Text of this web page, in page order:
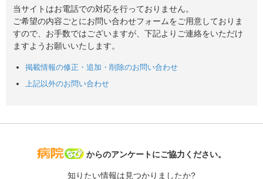
当サイトはお電話での対応を行っておりません。
ご希望の内容ごとにお問い合わせフォームをご用意しておりま
すので、お手数ではございますが、下記よりご連絡をいただけ
ますようお願いいたします。
掲載情報の修正・追加・削除のお問い合わせ
上記以外のお問い合わせ
病院なび
からのアンケートにご協力ください。
知りたい情報は見つかりましたか?